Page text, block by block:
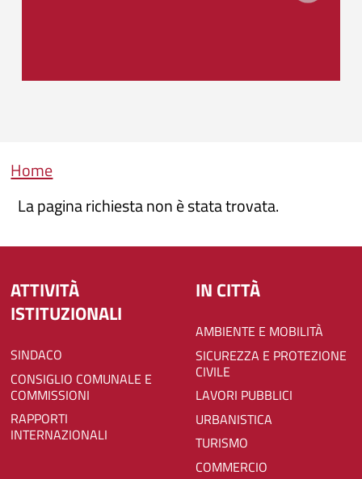
Briciole di pane
Home
La pagina richiesta non è stata trovata.
ATTIVITÀ
ISTITUZIONALI
SINDACO
CONSIGLIO COMUNALE E
COMMISSIONI
RAPPORTI
INTERNAZIONALI
IN CITTÀ
AMBIENTE E MOBILITÀ
SICUREZZA E PROTEZIONE
CIVILE
LAVORI PUBBLICI
URBANISTICA
TURISMO
COMMERCIO